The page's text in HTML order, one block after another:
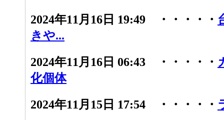
2024年11月16日 19:49 ・・・・・
きや...
2024年11月16日 06:43 ・・・・・
化個体
2024年11月15日 17:54 ・・・・・